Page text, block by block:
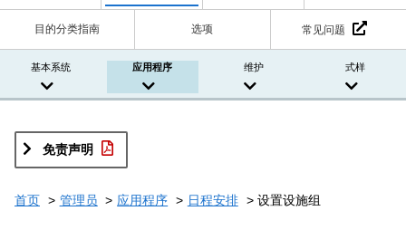
目的分类指南 选项 常见问题
基本系统 应用程序 维护 式样
免责声明
首页 管理员 应用程序 日程安排 设置设施组